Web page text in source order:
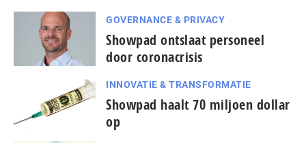
GOVERNANCE & PRIVACY
Showpad ontslaat personeel
door coronacrisis
INNOVATIE & TRANSFORMATIE
Showpad haalt 70 miljoen dollar
op